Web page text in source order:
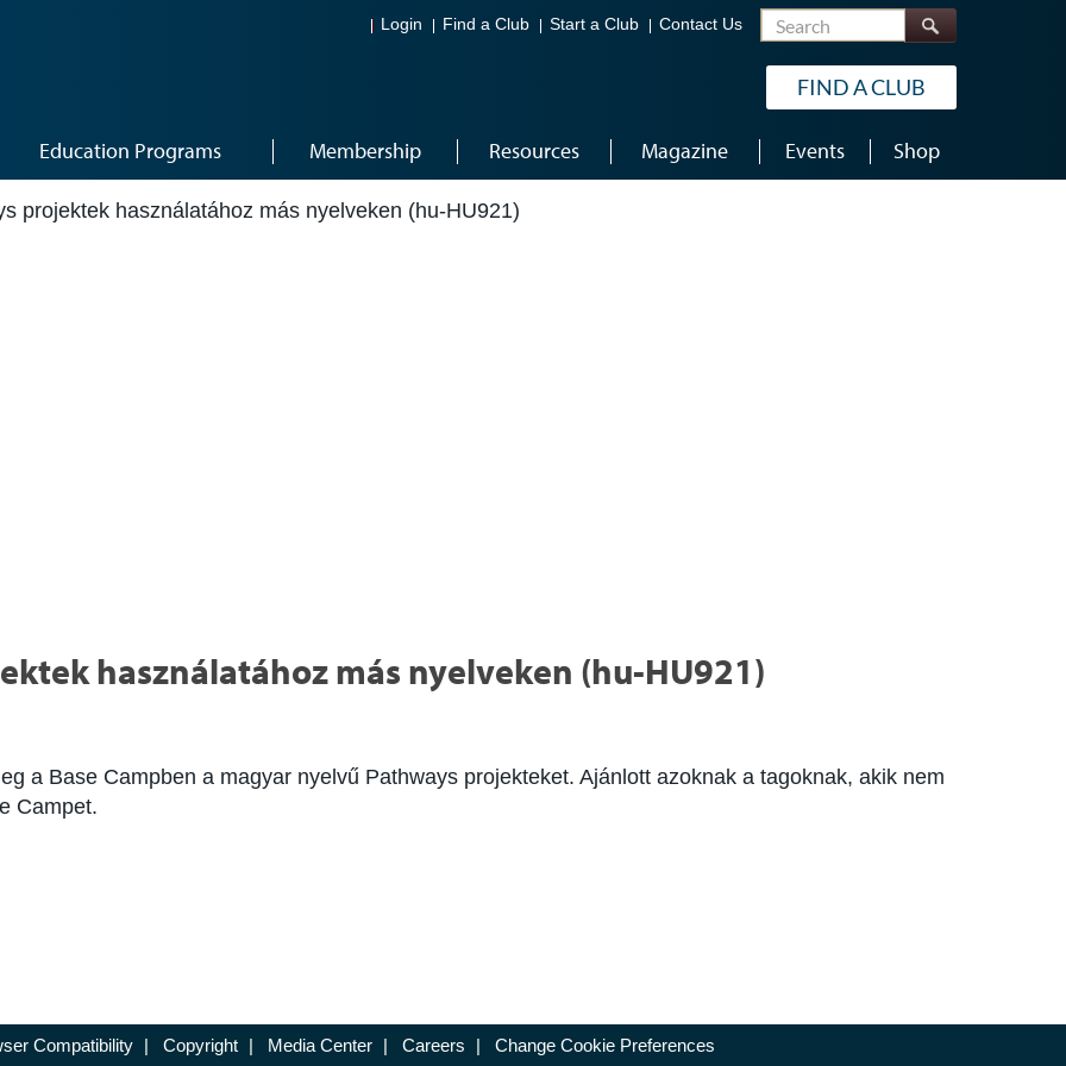
Login Find a Club Start a Club Contact Us Search
FIND A CLUB
Education Programs Membership Resources Magazine Events Shop
projektek használatához más nyelveken (hu-HU921)
használatához más nyelveken (hu-HU921)
a Base Campben a magyar nyelvű Pathways projekteket. Ajánlott azoknak a tagoknak, akik nem
Campet.
Compatibility | Copyright | Media Center | Careers | Change Cookie Preferences